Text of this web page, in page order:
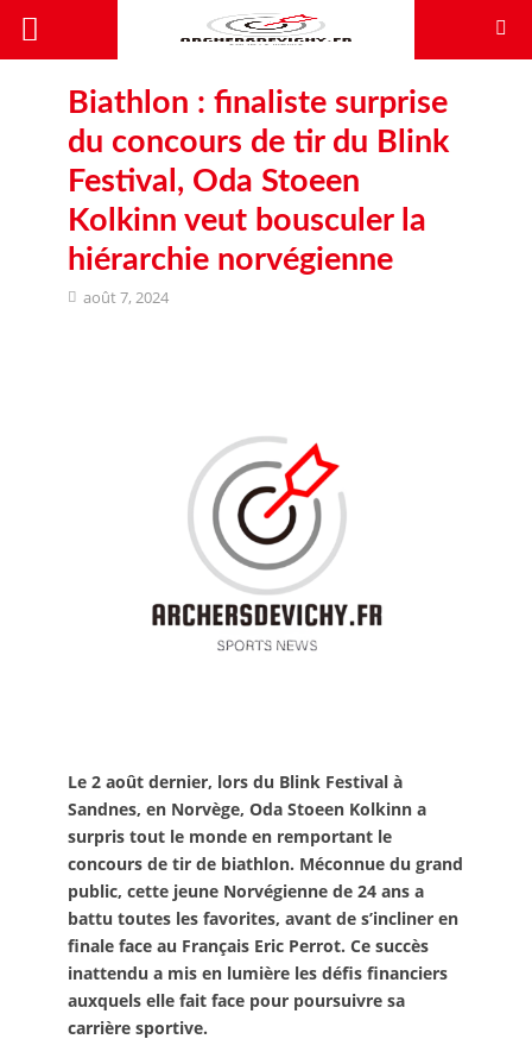
Biathlon : finaliste surprise
du concours de tir du Blink
Festival, Oda Stoeen
Kolkinn veut bousculer la
hiérarchie norvégienne
août 7, 2024
Le 2 août dernier, lors du Blink Festival à
Sandnes, en Norvège, Oda Stoeen Kolkinn a
surpris tout le monde en remportant le
concours de tir de biathlon. Méconnue du grand
public, cette jeune Norvégienne de 24 ans a
battu toutes les favorites, avant de s’incliner en
finale face au Français Eric Perrot. Ce succès
inattendu a mis en lumière les défis financiers
auxquels elle fait face pour poursuivre sa
carrière sportive.